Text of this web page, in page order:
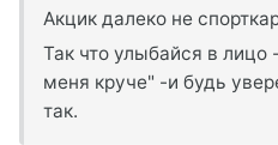
Акцик далеко не
Так что улыбайся в лицо
меня круче" -и будь
так.